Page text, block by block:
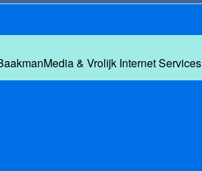
& Vrolijk Internet Services